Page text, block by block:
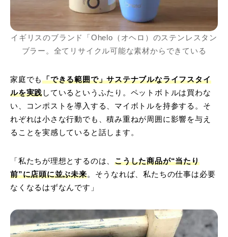
イギリスのブランド「Ohelo（オヘロ）のステンレスタン
ブラー。全てリサイクル可能な素材からできている
家庭でも「できる範囲で」サステナブルなライフスタイ
ルを実践しているというふたり。ペットボトルは買わな
い、コンポストを導入する、マイボトルを持参する。そ
れぞれは小さな行動でも、積み重ねが周囲に影響を与え
ることを実感していると話します。
「私たちが理想とするのは、こうした商品が“当たり
前”に店頭に並ぶ未来。そうなれば、私たちの仕事は必要
なくなるはずなんです」